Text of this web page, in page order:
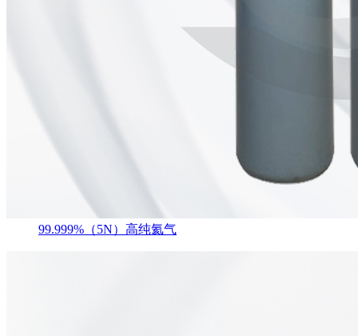
99.999%（5N）高纯氦气